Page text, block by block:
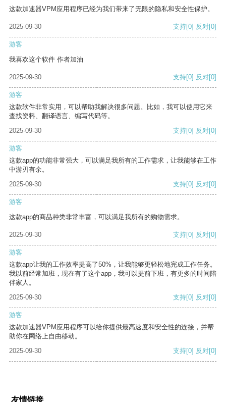
这款加速器VPM应用程序已经为我们带来了无限的隐私和安全性保护。
2025-09-30 支持[0] 反对[0]
游客
我喜欢这个软件 作者加油
2025-09-30 支持[0] 反对[0]
游客
这款软件非常实用，可以帮助我解决很多问题。比如，我可以使用它来
查找资料、翻译语言、编写代码等。
2025-09-30
支持[0] 反对[0]
游客
这款app的功能非常强大，可以满足我所有的工作需求，让我能够在工作
中游刃有余。
2025-09-30
支持[0] 反对[0]
游客
这款app的商品种类非常丰富，可以满足我所有的购物需求。
2025-09-30 支持[0] 反对[0]
游客
这款app让我的工作效率提高了50%，让我能够更轻松地完成工作任务。
我以前经常加班，现在有了这个app，我可以提前下班，有更多的时间陪
伴家人。
2025-09-30
支持[0] 反对[0]
游客
这款加速器VPM应用程序可以给你提供最高速度和安全性的连接，并帮
助你在网络上自由移动。
2025-09-30
支持[0] 反对[0]
友情链接